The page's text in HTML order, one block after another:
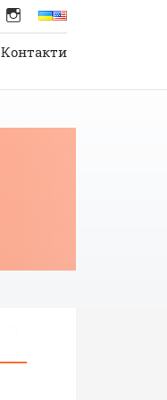
Контакти